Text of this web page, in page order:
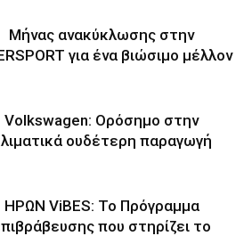
Μήνας ανακύκλωσης στην
για ένα βιώσιμο μέλλον
Volkswagen: Ορόσημο στην
ουδέτερη παραγωγή
ΗΡΩΝ ViBES: Το Πρόγραμμα
που στηρίζει το